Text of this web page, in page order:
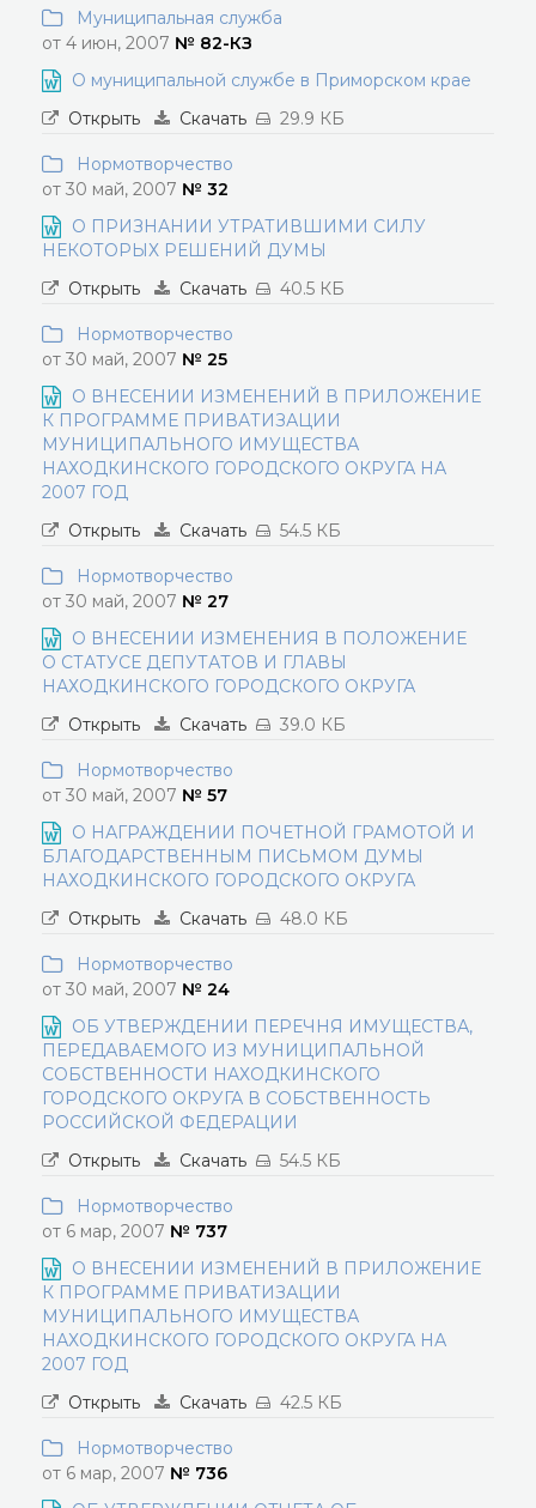
Муниципальная служба
от 4 июн, 2007 № 82-КЗ
О муниципальной службе в Приморском крае
Открыть
Скачать 29.9 КБ
Нормотворчество
от 30 май, 2007 № 32
О ПРИЗНАНИИ УТРАТИВШИМИ СИЛУ
НЕКОТОРЫХ РЕШЕНИЙ ДУМЫ
Открыть
Скачать 40.5 КБ
Нормотворчество
от 30 май, 2007 № 25
О ВНЕСЕНИИ ИЗМЕНЕНИЙ В ПРИЛОЖЕНИЕ
К ПРОГРАММЕ ПРИВАТИЗАЦИИ
МУНИЦИПАЛЬНОГО ИМУЩЕСТВА
НАХОДКИНСКОГО ГОРОДСКОГО ОКРУГА НА
2007 ГОД
Открыть
Скачать 54.5 КБ
Нормотворчество
от 30 май, 2007 № 27
О ВНЕСЕНИИ ИЗМЕНЕНИЯ В ПОЛОЖЕНИЕ
О СТАТУСЕ ДЕПУТАТОВ И ГЛАВЫ
НАХОДКИНСКОГО ГОРОДСКОГО ОКРУГА
Открыть
Скачать 39.0 КБ
Нормотворчество
от 30 май, 2007 № 57
О НАГРАЖДЕНИИ ПОЧЕТНОЙ ГРАМОТОЙ И
БЛАГОДАРСТВЕННЫМ ПИСЬМОМ ДУМЫ
НАХОДКИНСКОГО ГОРОДСКОГО ОКРУГА
Открыть
Скачать 48.0 КБ
Нормотворчество
от 30 май, 2007 № 24
ОБ УТВЕРЖДЕНИИ ПЕРЕЧНЯ ИМУЩЕСТВА,
ПЕРЕДАВАЕМОГО ИЗ МУНИЦИПАЛЬНОЙ
СОБСТВЕННОСТИ НАХОДКИНСКОГО
ГОРОДСКОГО ОКРУГА В СОБСТВЕННОСТЬ
РОССИЙСКОЙ ФЕДЕРАЦИИ
Открыть
Скачать 54.5 КБ
Нормотворчество
от 6 мар, 2007 № 737
О ВНЕСЕНИИ ИЗМЕНЕНИЙ В ПРИЛОЖЕНИЕ
К ПРОГРАММЕ ПРИВАТИЗАЦИИ
МУНИЦИПАЛЬНОГО ИМУЩЕСТВА
НАХОДКИНСКОГО ГОРОДСКОГО ОКРУГА НА
2007 ГОД
Открыть
Скачать 42.5 КБ
Нормотворчество
от 6 мар, 2007 № 736